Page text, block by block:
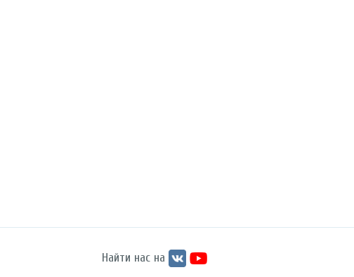
Найти нас на